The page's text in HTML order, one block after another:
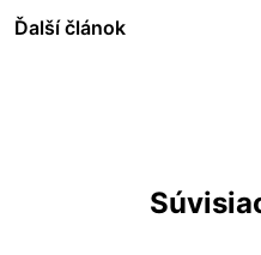
Ďalší článok